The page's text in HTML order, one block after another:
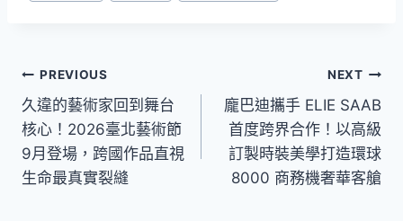
文
章
導
覽
PREVIOUS
久違的藝術家回到舞台
核心！2026臺北藝術節
9月登場，跨國作品直視
生命最真實裂縫
NEXT
龐巴迪攜手 ELIE SAAB
首度跨界合作！以高級
訂製時裝美學打造環球
8000 商務機奢華客艙